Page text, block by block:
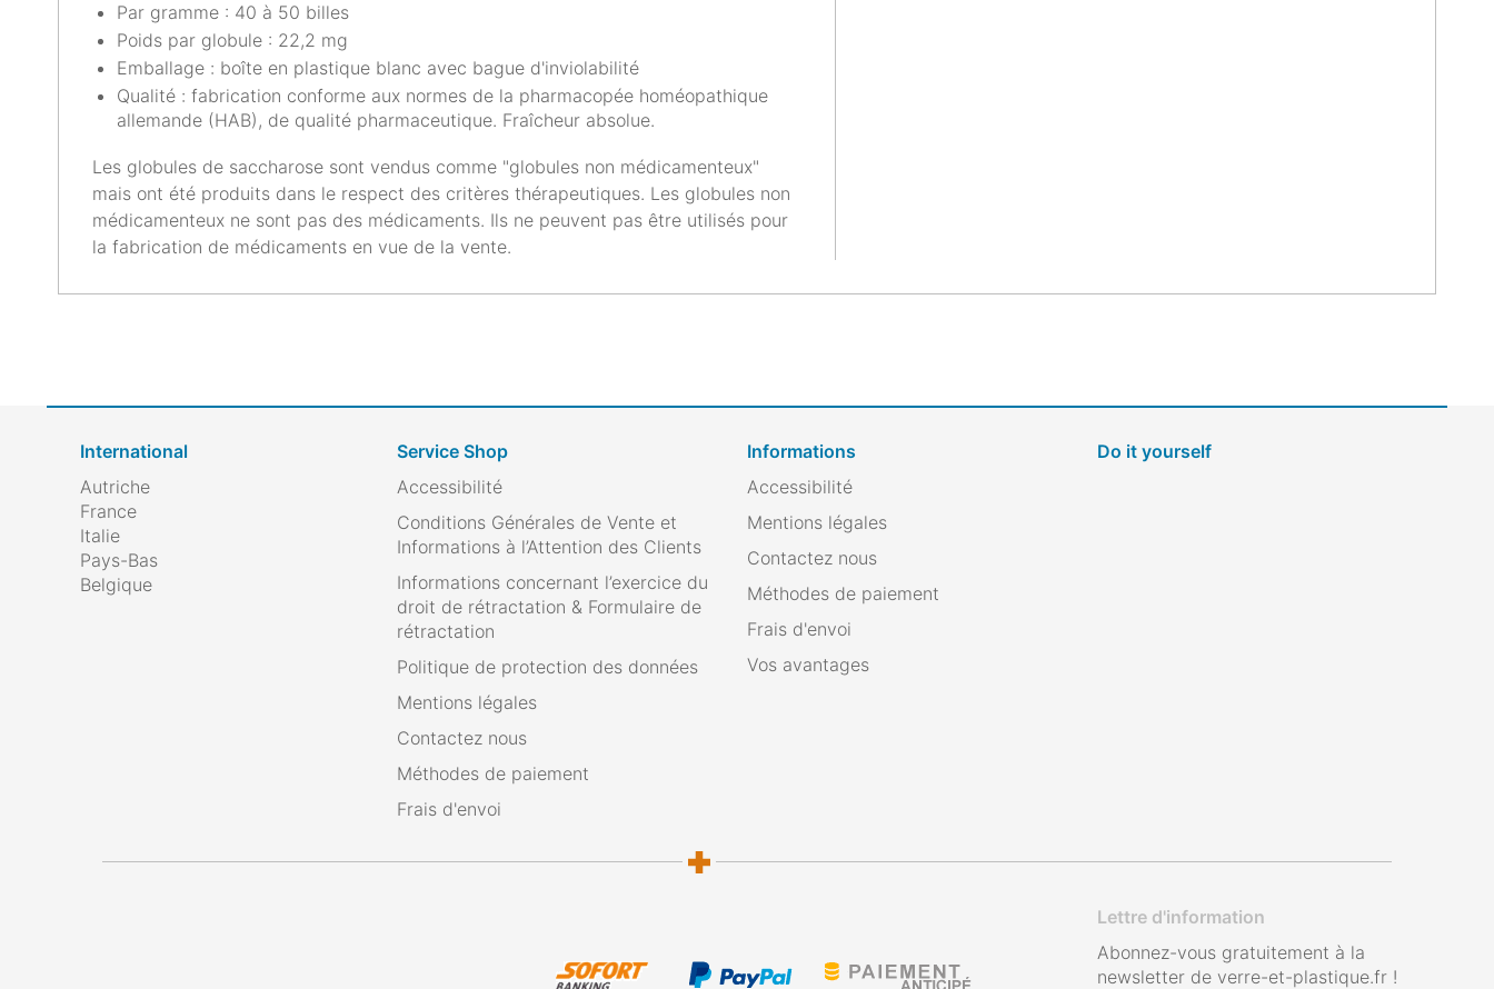
Par gramme : 40 à 50 billes
Poids par globule : 22,2 mg
Emballage : boîte en plastique blanc avec bague d'inviolabilité
Qualité : fabrication conforme aux normes de la pharmacopée homéopathique
allemande (HAB), de qualité pharmaceutique. Fraîcheur absolue.
Les globules de saccharose sont vendus comme "globules non médicamenteux"
mais ont été produits dans le respect des critères thérapeutiques. Les globules non
médicamenteux ne sont pas des médicaments. Ils ne peuvent pas être utilisés pour
la fabrication de médicaments en vue de la vente.
International
Autriche
France
Italie
Pays-Bas
Belgique
Service Shop
Accessibilité
Conditions Générales de Vente et
Informations à l’Attention des Clients
Informations concernant l’exercice du
droit de rétractation & Formulaire de
rétractation
Politique de protection des données
Mentions légales
Contactez nous
Méthodes de paiement
Frais d'envoi
Informations
Accessibilité
Mentions légales
Contactez nous
Méthodes de paiement
Frais d'envoi
Vos avantages
Do it yourself
Lettre d'information
Abonnez-vous gratuitement à la
newsletter de verre-et-plastique.fr !